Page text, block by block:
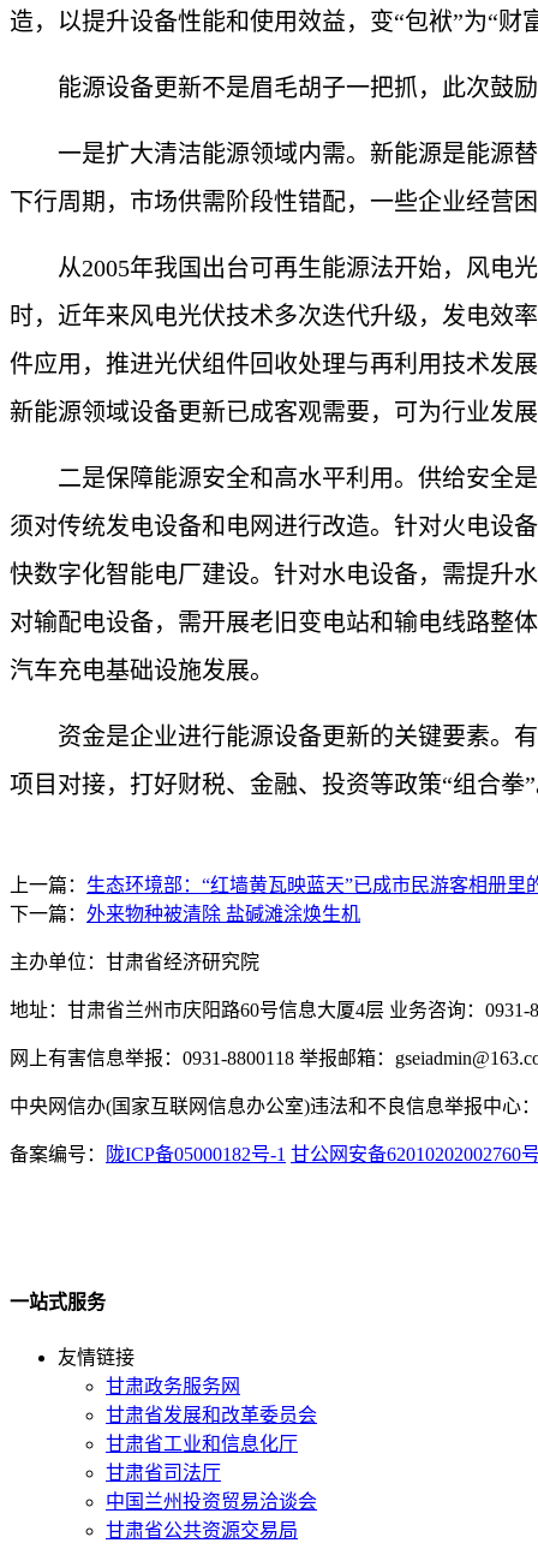
造，以提升设备性能和使用效益，变“包袱”为“财
能源设备更新不是眉毛胡子一把抓，此次鼓励
一是扩大清洁能源领域内需。新能源是能源替
下行周期，市场供需阶段性错配，一些企业经营
从2005年我国出台可再生能源法开始，风电光
时，近年来风电光伏技术多次迭代升级，发电效
件应用，推进光伏组件回收处理与再利用技术发
新能源领域设备更新已成客观需要，可为行业发
二是保障能源安全和高水平利用。供给安全是
须对传统发电设备和电网进行改造。针对火电设
快数字化智能电厂建设。针对水电设备，需提升
对输配电设备，需开展老旧变电站和输电线路整
汽车充电基础设施发展。
资金是企业进行能源设备更新的关键要素。有
项目对接，打好财税、金融、投资等政策“组合拳
上一篇： 生态环境部：“红墙黄瓦映蓝天”已成市民游客相册里
下一篇： 外来物种被清除 盐碱滩涂焕生机
主办单位：甘肃省经济研究院
地址：甘肃省兰州市庆阳路60号信息大厦4层 业务咨询：0931-
网上有害信息举报：0931-8800118 举报邮箱：
中央网信办(国家互联网信息办公室)违法和不良信息举报中心
备案编号： 陇ICP备05000182号-1 甘公网安备62010202002760
一站式服务
友情链接
甘肃政务服务网
甘肃省发展和改革委员会
甘肃省工业和信息化厅
甘肃省司法厅
中国兰州投资贸易洽谈会
甘肃省公共资源交易局